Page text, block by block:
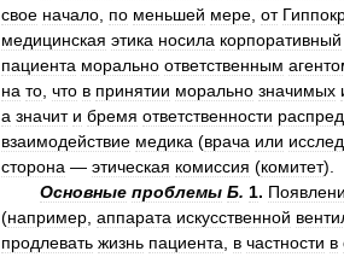
свое начало по меньшей мере от
медицинская этика носила корпоративный
пациента морально ответственным
на то что в принятии морально значимых
а значит и бремя ответственности
взаимодействие медика (врача или
сторона — этическая комиссия (комитет).
Основные проблемы Б. 1.
(например аппарата искусственной
продлевать жизнь пациента в частности в